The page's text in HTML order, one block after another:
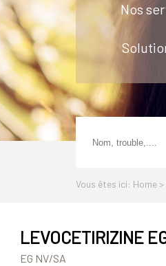
Nos
Vous êtes ici: Home >
LEVOCETIRIZINE
EG NV/SA